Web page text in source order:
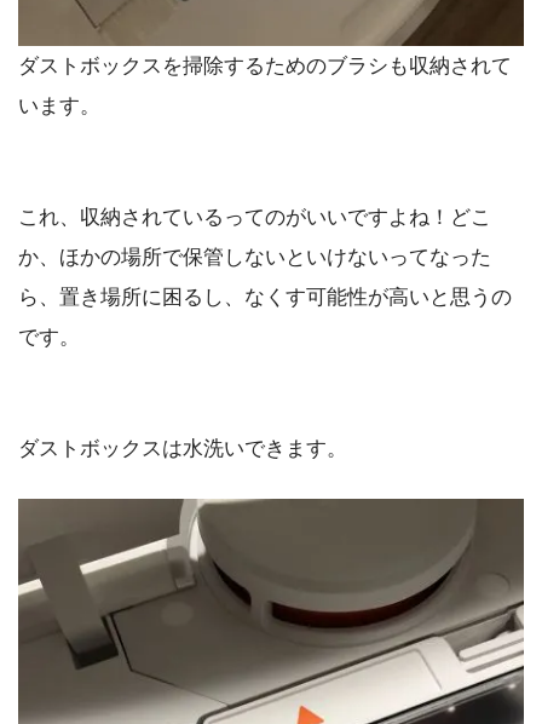
ダストボックスを掃除するためのブラシも収納されて
います。
これ、収納されているってのがいいですよね！どこ
か、ほかの場所で保管しないといけないってなった
ら、置き場所に困るし、なくす可能性が高いと思うの
です。
ダストボックスは水洗いできます。